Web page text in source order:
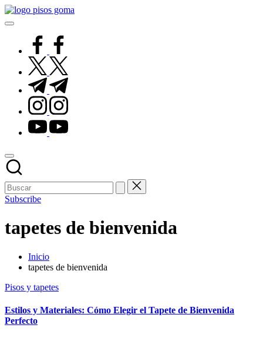
Saltar
al
facebook.com
twitter.com
t.me
instagram.com
youtube.com
Subscribe
tapetes de bienvenida
Inicio
tapetes de bienvenida
Publicado
Pisos y tapetes
Estilos y Materiales: Cómo Elegir el Tapete de Bienvenida
Perfecto